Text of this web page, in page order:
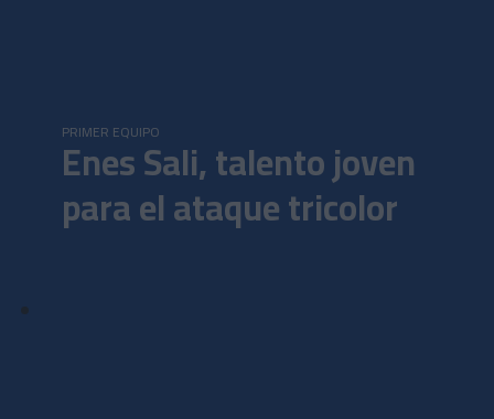
PRIMER EQUIPO
Enes Sali, talento joven
para el ataque tricolor